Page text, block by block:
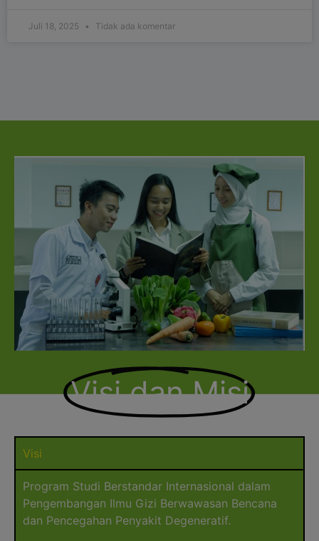
Juli 18, 2025 Tidak ada komentar
Visi dan Misi
Visi
Program Studi Berstandar Internasional dalam
Pengembangan Ilmu Gizi Berwawasan Bencana
dan Pencegahan Penyakit Degeneratif.